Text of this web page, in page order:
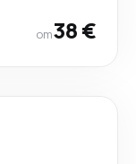
от38 €